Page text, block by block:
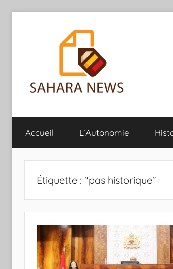
Sahara
News
l'info
sur
Accueil L’Autonomie
Étiquette : "pas historique"